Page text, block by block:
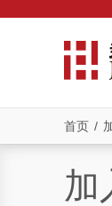
首页 /
加